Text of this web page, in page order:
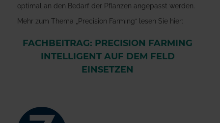
optimal an den Bedarf der Pflanzen angepasst werden.
Mehr zum Thema „Precision Farming“ lesen Sie hier:
FACHBEITRAG: PRECISION FARMING
INTELLIGENT AUF DEM FELD
EINSETZEN